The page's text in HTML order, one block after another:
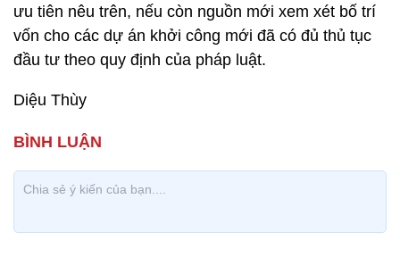
ưu tiên nêu trên, nếu còn nguồn mới xem xét bố trí
vốn cho các dự án khởi công mới đã có đủ thủ tục
đầu tư theo quy định của pháp luật.
Diệu Thùy